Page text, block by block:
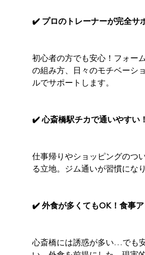
✔️ プロのトレーナーが完全サ
初心者の方でも安心！フォー
の組み方、日々のモチベーシ
ルでサポートします。
✔️ 心斎橋駅チカで通いやすい！
仕事帰りやショッピングのつ
る立地。ジム通いが習慣になり
✔️ 外食が多くてもOK！食事
心斎橋には誘惑が多い…でも